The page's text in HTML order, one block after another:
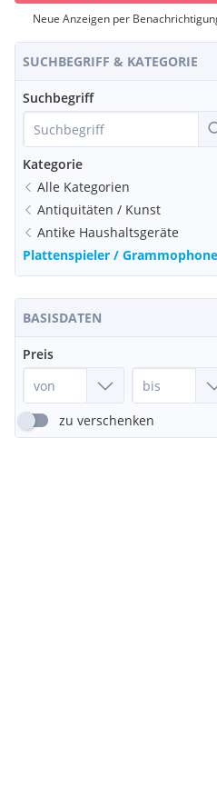
Neue Anzeigen per
SUCHBEGRIFF & KATEGORIE
Suchbegriff
Kategorie
Alle Kategorien
Antiquitäten / Kunst
Antike Haushaltsgeräte
Plattenspieler / Grammophone
BASISDATEN
Preis
zu verschenken